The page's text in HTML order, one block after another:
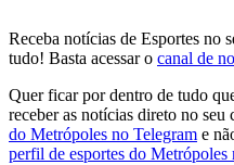
Receba notícias de Esportes no
tudo! Basta acessar o canal de
Quer ficar por dentro de tudo
receber as notícias direto no seu
do Metrópoles no Telegram e
perfil de esportes do Metrópoles